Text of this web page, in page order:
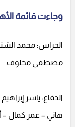
وجاءت قائمة
الحراس: محمد
مصطفى مخلوف.
الدفاع: ياسر
هاني – عمر كمال –